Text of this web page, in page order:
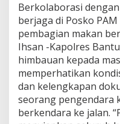
Berkolaborasi
berjaga di Posko
pembagian makan
Ihsan -Kapolres
himbauan kepada
memperhatikan
dan kelengkapan
seorang pengendara
berkendara ke jalan.